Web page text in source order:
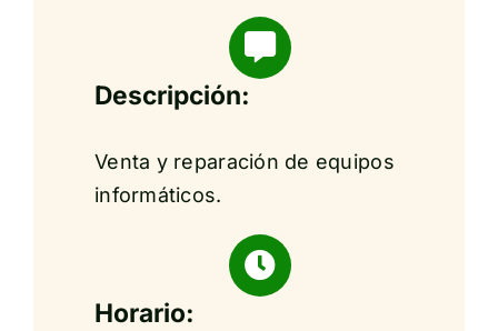
Descripción:
Venta y reparación de equipos
informáticos.
Horario: